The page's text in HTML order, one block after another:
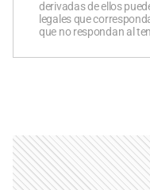
derivadas de ellos
legales que
que no respondan al